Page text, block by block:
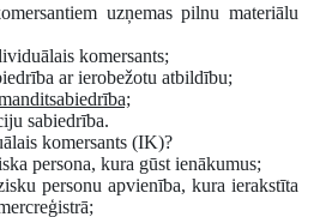
uzņemas pilnu materiālu
komersants;
ar ierobežotu atbildību;
sabiedrība.
komersants (IK)?
persona, kura gūst ienākumus;
personu apvienība, kura ierakstīta